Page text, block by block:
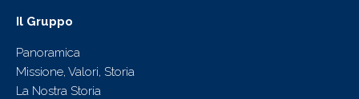
Il Gruppo
Panoramica
Missione, Valori, Storia
La Nostra Storia